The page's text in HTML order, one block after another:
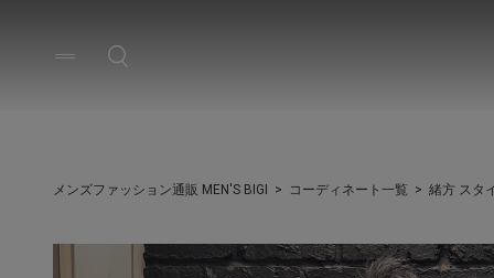
メンズファッション通販 MEN'S BIGI コーディネート一覧 緒方 スタ